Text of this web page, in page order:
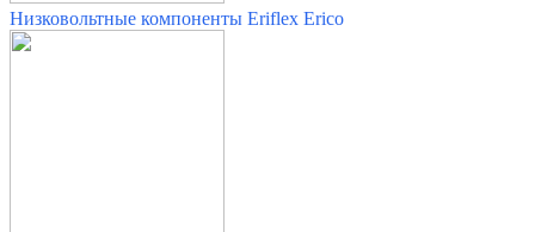
Низковольтные компоненты Eriflex Erico